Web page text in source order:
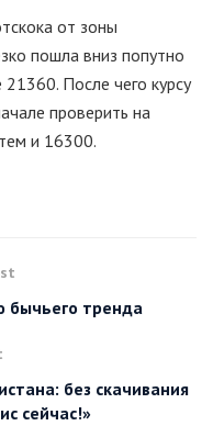
от зоны
пошла вниз попутно
После чего курсу
проверить на
и 16300.
бычьего тренда
без скачивания
сейчас!»